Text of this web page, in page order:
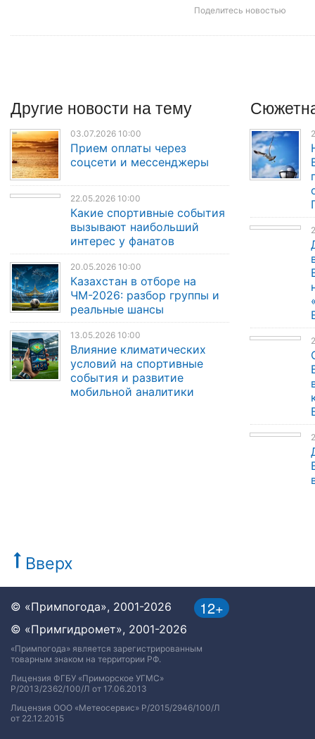
Поделитесь новостью
Другие новости на тему
03.07.2026 10:00
Прием оплаты через
соцсети и мессенджеры
22.05.2026 10:00
Какие спортивные события
вызывают наибольший
интерес у фанатов
20.05.2026 10:00
Казахстан в отборе на
ЧМ-2026: разбор группы и
реальные шансы
13.05.2026 10:00
Влияние климатических
условий на спортивные
события и развитие
мобильной аналитики
Вверх
12+
© «Примпогода», 2001-2026
© «Примгидромет», 2001-2026
«Примпогода» является зарегистрированным
товарным знаком на территории РФ.
Лицензия ФГБУ «Приморское УГМС»
Р/2013/2362/100/Л от 17.06.2013
Лицензия ООО «Метеосервис» Р/2015/2946/100/Л
от 22.12.2015